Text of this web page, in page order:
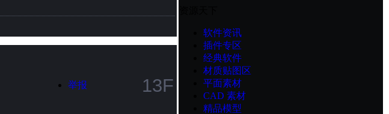
举报
13F
软件资讯
插件专区
经典软件
材质贴图区
平面素材
CAD 素材
精品模型